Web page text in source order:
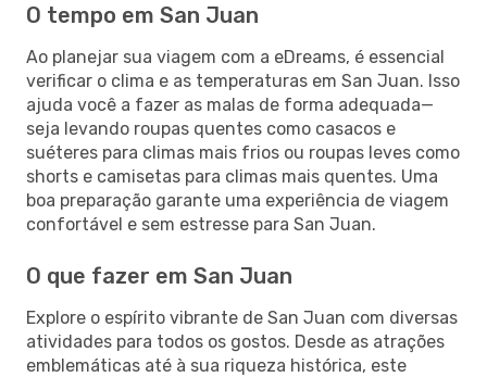
O tempo em San Juan
Ao planejar sua viagem com a eDreams, é essencial
verificar o clima e as temperaturas em San Juan. Isso
ajuda você a fazer as malas de forma adequada—
seja levando roupas quentes como casacos e
suéteres para climas mais frios ou roupas leves como
shorts e camisetas para climas mais quentes. Uma
boa preparação garante uma experiência de viagem
confortável e sem estresse para San Juan.
O que fazer em San Juan
Explore o espírito vibrante de San Juan com diversas
atividades para todos os gostos. Desde as atrações
emblemáticas até à sua riqueza histórica, este